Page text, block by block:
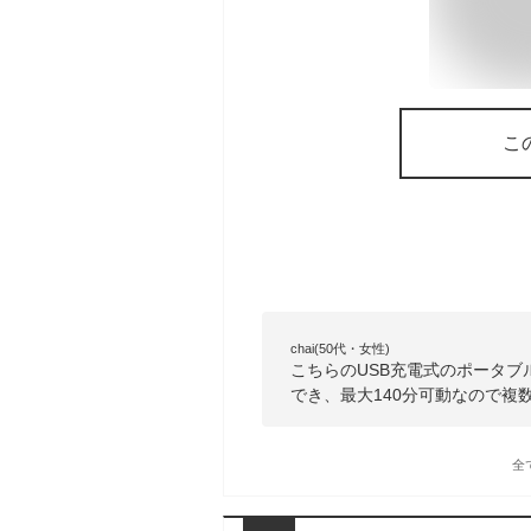
こ
chai(50代・女性)
こちらのUSB充電式のポータ
でき、最大140分可動なので複
全